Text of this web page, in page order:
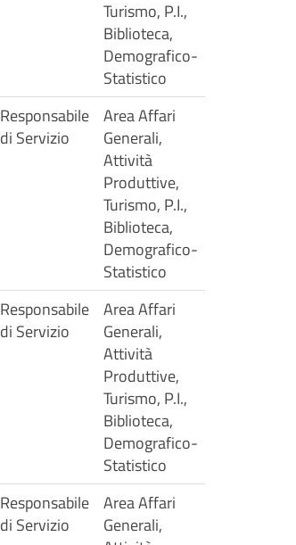
Turismo, P.I.,
Biblioteca,
Demografico-
Statistico
Responsabile
di Servizio
Area Affari
Generali,
Attività
Produttive,
Turismo, P.I.,
Biblioteca,
Demografico-
Statistico
Responsabile
di Servizio
Area Affari
Generali,
Attività
Produttive,
Turismo, P.I.,
Biblioteca,
Demografico-
Statistico
Responsabile
di Servizio
Area Affari
Generali,